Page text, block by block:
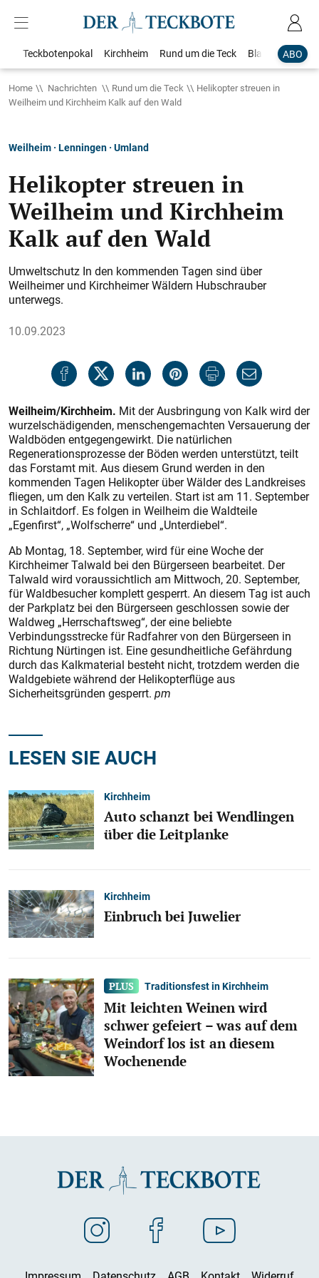
ABO
Teckbotenpokal Kirchheim Rund um die Teck Blaulicht
Home Nachrichten Rund um die Teck
Helikopter streuen in
Weilheim und Kirchheim Kalk auf den Wald
Weilheim · Lenningen · Umland
Helikopter streuen in
Weilheim und Kirchheim
Kalk auf den Wald
Umweltschutz In den kommenden Tagen sind über
Weilheimer und Kirchheimer Wäldern Hubschrauber
unterwegs.
10.09.2023
Weilheim/Kirchheim. Mit der Ausbringung von Kalk wird der
wurzelschädigenden, menschengemachten Versauerung der
Waldböden entgegengewirkt. Die natürlichen
Regenerationsprozesse der Böden werden unterstützt, teilt
das Forstamt mit. Aus diesem Grund werden in den
kommenden Tagen Helikopter über Wälder des Landkreises
fliegen, um den Kalk zu verteilen. Start ist am 11. September
in Schlaitdorf. Es folgen in Weilheim die Waldteile
„Egenfirst“, „Wolfscherre“ und „Unterdiebel“.
Ab Montag, 18. September, wird für eine Woche der
Kirchheimer Talwald bei den Bürgerseen bearbeitet. Der
Talwald wird voraussichtlich am Mittwoch, 20. September,
für Waldbesucher komplett gesperrt. An diesem Tag ist auch
der Parkplatz bei den Bürgerseen geschlossen sowie der
Waldweg „Herrschaftsweg“, der eine beliebte
Verbindungsstrecke für Radfahrer von den Bürgerseen in
Richtung Nürtingen ist. Eine gesundheitliche Gefährdung
durch das Kalkmaterial besteht nicht, trotzdem werden die
Waldgebiete während der Helikopterflüge aus
Sicherheitsgründen gesperrt. pm
LESEN SIE AUCH
Kirchheim
Auto schanzt bei Wendlingen
über die Leitplanke
Kirchheim
Einbruch bei Juwelier
Traditionsfest in Kirchheim
Mit leichten Weinen wird
schwer gefeiert – was auf dem
Weindorf los ist an diesem
Wochenende